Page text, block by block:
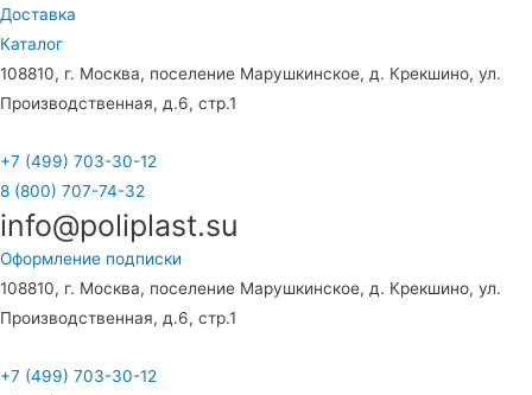
Доставка
Каталог
108810, г. Москва, поселение Марушкинское, д. Крекшино, ул.
Производственная, д.6, стр.1
+7 (499) 703-30-12
8 (800) 707-74-32
info@poliplast.su
Оформление подписки
108810, г. Москва, поселение Марушкинское, д. Крекшино, ул.
Производственная, д.6, стр.1
+7 (499) 703-30-12